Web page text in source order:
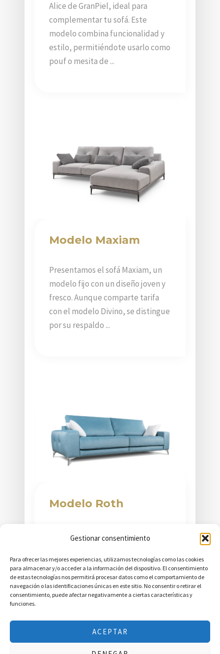
Gestionar consentimiento
Para ofrecer las mejores experiencias, utilizamos tecnologías como las cookies
para almacenar y/o acceder a la información del dispositivo. El consentimiento
de estas tecnologías nos permitirá procesar datos como el comportamiento de
navegación o las identificaciones únicas en este sitio. No consentir o retirar el
consentimiento, puede afectar negativamente a ciertas características y
funciones.
ACEPTAR
Alice de GranPiel, ideal para
complementar tu sofá. Este
modelo combina funcionalidad y
estilo, permitiéndote usarlo como
pouf o mesita de ...
Modelo Maxiam
Presentamos el sofá Maxiam, un
modelo fijo con un diseño joven y
fresco. Aunque comparte tarifa
con el modelo Divino, se distingue
por su respaldo ...
Modelo Roth
Presentamos el nuevo sofá Roth,
diseño sofisticado y funcionalidad.
Sus módulos con mecanismo
extraíble y chasis metálico